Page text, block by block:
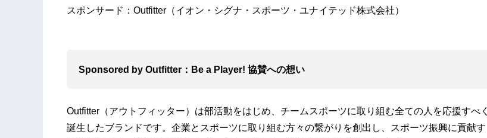
スポンサード：Outfitter（イオン・シグナ・スポーツ・ユナイテッド株式会社）
Sponsored by Outfitter：Be a Player! 協賛への想い
Outfitter（アウトフィッター）は部活動をはじめ、チームスポーツに取り組む全ての人を応援すべく
誕生したブランドです。企業とスポーツに取り組む方々の繋がりを創出し、スポーツ振興に貢献す